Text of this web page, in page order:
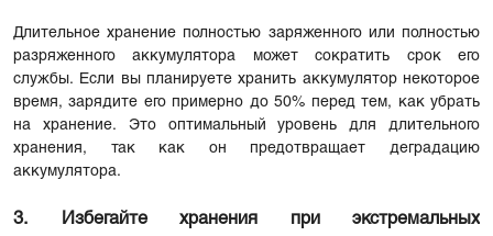
Длительное хранение полностью заряженного или полностью
разряженного аккумулятора может сократить срок его
службы. Если вы планируете хранить аккумулятор некоторое
время, зарядите его примерно до 50% перед тем, как убрать
на хранение. Это оптимальный уровень для длительного
хранения, так как он предотвращает деградацию
аккумулятора.
3. Избегайте хранения при экстремальных